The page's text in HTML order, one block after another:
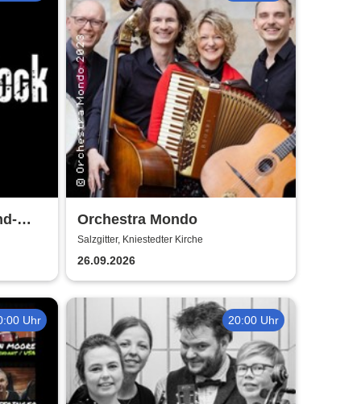
Orchestra Mondo
Salzgitter, Kniestedter Kirche
26.09.2026
Uhr 20:00 Uhr